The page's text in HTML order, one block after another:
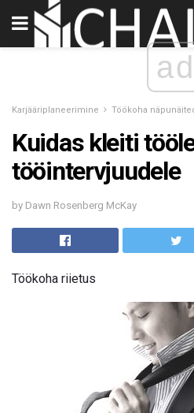
ad
Karjääriplaneerimine Töökoha
Kuidas kleiti
tööintervjuudele
by Dawn Rosenberg McKay
Töökoha riietus